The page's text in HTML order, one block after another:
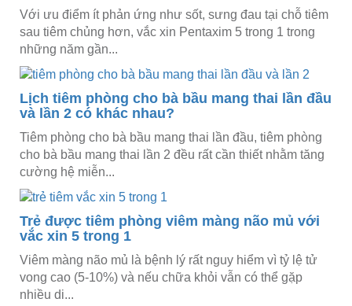
Với ưu điểm ít phản ứng như sốt, sưng đau tại chỗ tiêm
sau tiêm chủng hơn, vắc xin Pentaxim 5 trong 1 trong
những năm gần...
Lịch tiêm phòng cho bà bầu mang thai lần đầu
và lần 2 có khác nhau?
Tiêm phòng cho bà bầu mang thai lần đầu, tiêm phòng
cho bà bầu mang thai lần 2 đều rất cần thiết nhằm tăng
cường hệ miễn...
Trẻ được tiêm phòng viêm màng não mủ với
vắc xin 5 trong 1
Viêm màng não mủ là bệnh lý rất nguy hiểm vì tỷ lệ tử
vong cao (5-10%) và nếu chữa khỏi vẫn có thể gặp
nhiều di...